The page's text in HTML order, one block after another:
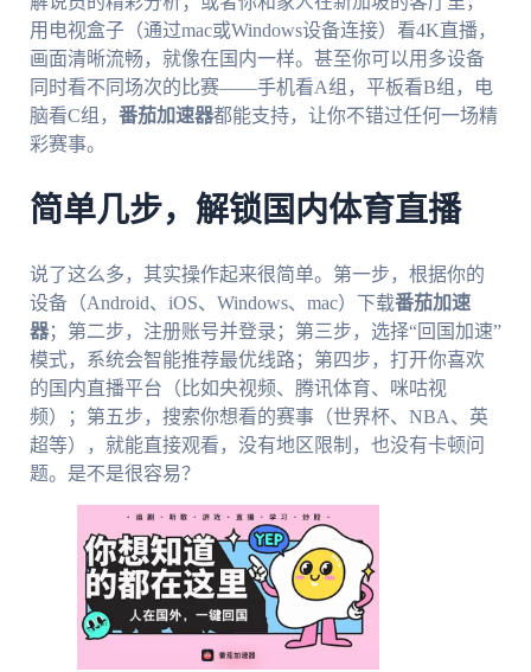
用电视盒子（通过mac或Windows设备连接）看4K直播，
画面清晰流畅，就像在国内一样。甚至你可以用多设备
同时看不同场次的比赛——手机看A组，平板看B组，电
脑看C组， 番茄加速器都能支持，让你不错过任何一场精
彩赛事。
简单几步，解锁国内体育直播
说了这么多，其实操作起来很简单。第一步，根据你的
设备（Android、iOS、Windows、mac）下载番茄加速
器；第二步，注册账号并登录；第三步，选择“回国加速”
模式，系统会智能推荐最优线路；第四步，打开你喜欢
的国内直播平台（比如央视频、腾讯体育、咪咕视
频）；第五步，搜索你想看的赛事（世界杯、NBA、英
超等），就能直接观看，没有地区限制，也没有卡顿问
题。是不是很容易？